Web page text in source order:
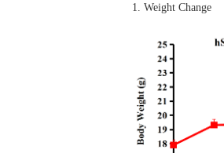
1. Weight Change